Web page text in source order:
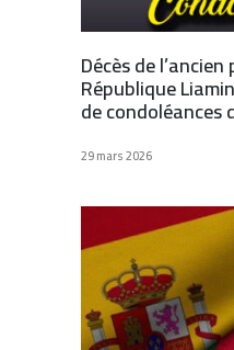
Décès de
République
de condoléances
29 mars 2026